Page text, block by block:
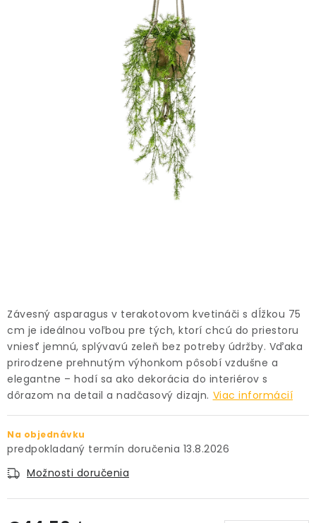
ZNAČKY
Obchodné podmienky
Podmienky ochrany osobných údajov
O nás
Spôsoby platby
Informácie o doprave
Kontakt / Právne údaje
Závesný asparagus v terakotovom kvetináči s dĺžkou 75
cm je ideálnou voľbou pre tých, ktorí chcú do priestoru
vniesť jemnú, splývavú zeleň bez potreby údržby. Vďaka
prirodzene prehnutým výhonkom pôsobí vzdušne a
elegantne – hodí sa ako dekorácia do interiérov s
dôrazom na detail a nadčasový dizajn. Viac informácií
Na objednávku
13.8.2026
Možnosti doručenia